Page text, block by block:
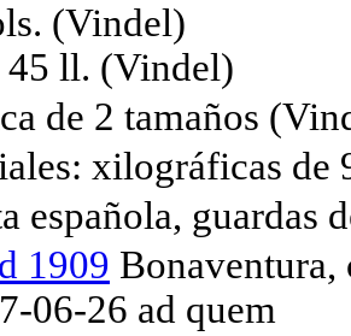
(Vindel)
45 ll. (Vindel)
de 2 tamaños
xilográficas de
española, guardas
1909
06-26 ad quem